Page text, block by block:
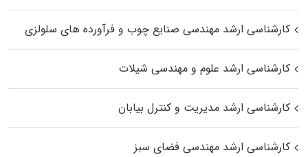
کارشناسی ارشد مهندسی صنایع چوب و فرآورده‌ های سلولزی
کارشناسی ارشد علوم و مهندسی شیلات
کارشناسی ارشد مدیریت و کنترل بیابان
کارشناسی ارشد مهندسی فضای سبز